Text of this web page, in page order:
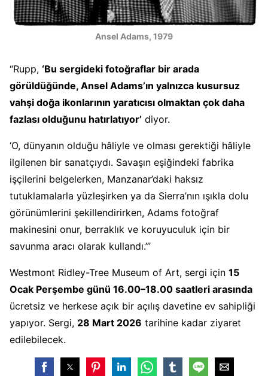
Ansel Adams, 1979
“Rupp, ‘Bu sergideki fotoğraflar bir arada
görüldüğünde, Ansel Adams’ın yalnızca kusursuz
vahşi doğa ikonlarının yaratıcısı olmaktan çok daha
fazlası olduğunu hatırlatıyor’ diyor.
‘O, dünyanın olduğu hâliyle ve olması gerektiği hâliyle
ilgilenen bir sanatçıydı. Savaşın eşiğindeki fabrika
işçilerini belgelerken, Manzanar’daki haksız
tutuklamalarla yüzleşirken ya da Sierra’nın ışıkla dolu
görünümlerini şekillendirirken, Adams fotoğraf
makinesini onur, berraklık ve koruyuculuk için bir
savunma aracı olarak kullandı.’”
Westmont Ridley-Tree Museum of Art, sergi için 15
Ocak Perşembe günü 16.00–18.00 saatleri arasında
ücretsiz ve herkese açık bir açılış davetine ev sahipliği
yapıyor. Sergi, 28 Mart 2026 tarihine kadar ziyaret
edilebilecek.